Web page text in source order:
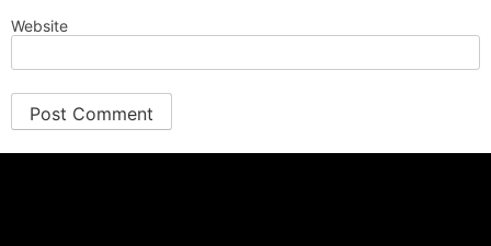
Website